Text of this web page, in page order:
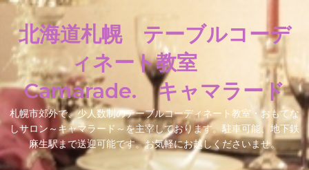
北海道札幌 テーブルコーデ
ィネート教室
Camarade. キャマラード
札幌市郊外で、少人数制のテーブルコーディネート教室・おもてな
しサロン～キャマラード～を主宰しております。駐車可能、地下鉄
麻生駅まで送迎可能です。お気軽にお越しくださいませ。